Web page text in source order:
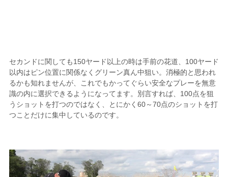
セカンドに関しても150ヤード以上の時は手前の花道、100ヤード
以内はピン位置に関係なくグリーン真ん中狙い。消極的と思われ
るかも知れませんが、これでもかってぐらい安全なプレーを無意
識の内に選択できるようになってます。別言すれば、100点を狙
うショットを打つのではなく、とにかく60～70点のショットを打
つことだけに集中しているのです。